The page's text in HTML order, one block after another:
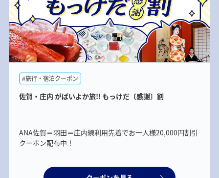
#旅行・宿泊クーポン
佐賀・庄内 がばいよか旅!! もっけだ〔感謝〕割
ANA佐賀＝羽田＝庄内線利用先着でお一人様20,000円割引
クーポン配布中！